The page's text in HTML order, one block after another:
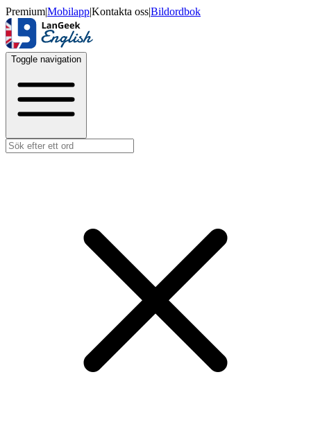
Premium|Mobilapp|Kontakta oss|Bildordbok
Toggle navigation